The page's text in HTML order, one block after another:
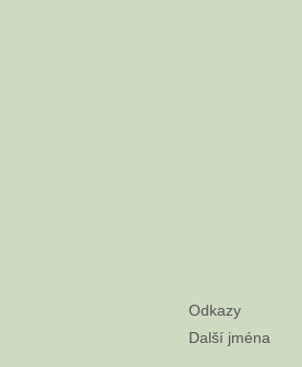
Odkazy
Další jména